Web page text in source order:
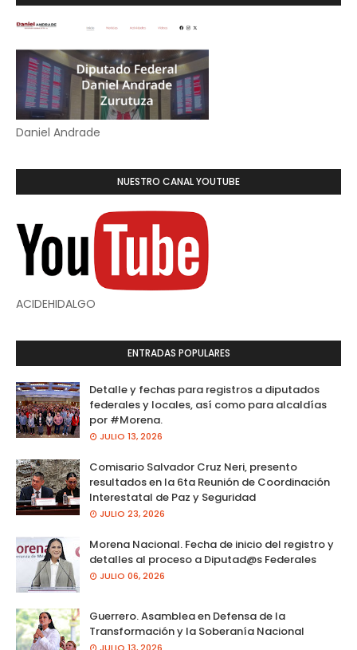
Daniel Andrade
NUESTRO CANAL YOUTUBE
ACIDEHIDALGO
ENTRADAS POPULARES
Detalle y fechas para registros a diputados
federales y locales, así como para alcaldías
por #Morena.
JULIO 13, 2026
Comisario Salvador Cruz Neri, presento
resultados en la 6ta Reunión de Coordinación
Interestatal de Paz y Seguridad
JULIO 23, 2026
Morena Nacional. Fecha de inicio del registro y
detalles al proceso a Diputad@s Federales
JULIO 06, 2026
Guerrero. Asamblea en Defensa de la
Transformación y la Soberanía Nacional